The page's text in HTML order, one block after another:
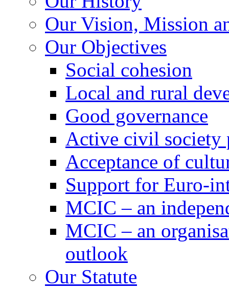
Our Vision, Mission
Our Objectives
Social cohesion
Local and rural
Good governance
Active civil society
Acceptance of
Support for Euro-
MCIC – an
MCIC – an
outlook
Our Statute